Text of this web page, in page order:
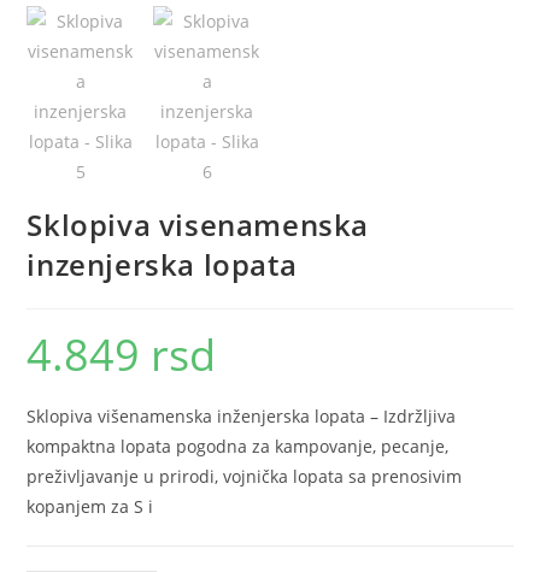
Sklopiva visenamenska
inzenjerska lopata
4.849 rsd
Sklopiva višenamenska inženjerska lopata – Izdržljiva
kompaktna lopata pogodna za kampovanje, pecanje,
preživljavanje u prirodi, vojnička lopata sa prenosivim
kopanjem za S i